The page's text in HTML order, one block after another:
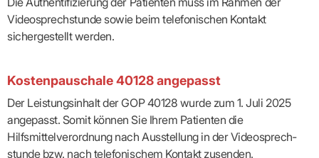
Videosprechstunde sowie beim telefonischen Kontakt
sichergestellt werden.
Kostenpauschale 40128 angepasst
Der Leistungsinhalt der GOP 40128 wurde zum 1. Juli 2025
angepasst. Somit können Sie Ihrem Patienten die
Hilfsmittelverordnung nach Ausstellung in der Videosprech­
stunde bzw. nach telefonischem Kontakt zusenden.